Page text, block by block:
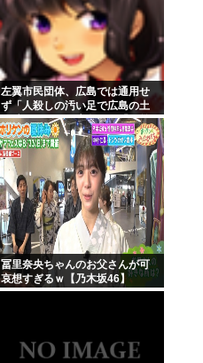
左翼市民団体、広島では通用せ
ず「人殺しの汚い足で広島の土
を踏むな！」→広島県民「お前
らの方が汚いんじゃ！」「ワシ
らが広島県民じゃ」
冨里奈央ちゃんのお父さんが可
哀想すぎるｗ【乃木坂46】